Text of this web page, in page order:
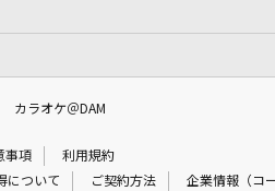
カラオケ＠DAM
事項
利用規約
について ご契約方法 企業情報（コ